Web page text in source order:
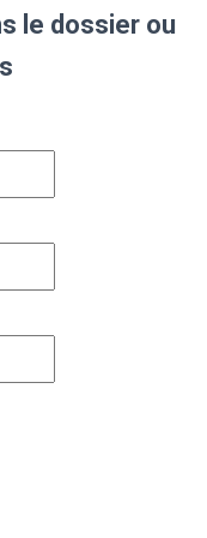
le dossier ou